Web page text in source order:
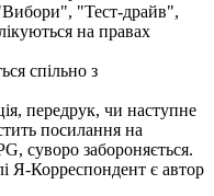
"Тест-драйв",
на правах
спільно з
передрук, чи наступне
посилання на
суворо забороняється.
Я-Корреспондент є автор